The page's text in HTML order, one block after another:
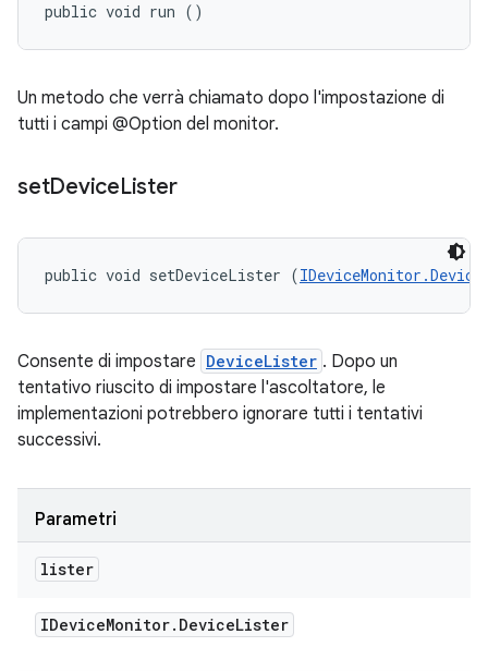
public void run ()
Un metodo che verrà chiamato dopo l'impostazione di
tutti i campi @Option del monitor.
setDeviceLister
public void setDeviceLister (
Consente di impostare DeviceLister . Dopo un
tentativo riuscito di impostare l'ascoltatore, le
implementazioni potrebbero ignorare tutti i tentativi
successivi.
Parametri
lister
IDeviceMonitor. DeviceLister